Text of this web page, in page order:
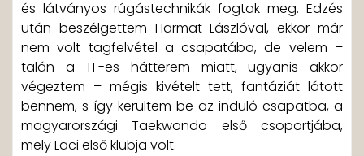
és látványos rúgástechnikák fogtak meg. Edzés
után beszélgettem Harmat Lászlóval, ekkor már
nem volt tagfelvétel a csapatába, de velem –
talán a TF-es hátterem miatt, ugyanis akkor
végeztem – mégis kivételt tett, fantáziát látott
bennem, s így kerültem be az induló csapatba, a
magyarországi Taekwondo első csoportjába,
mely Laci első klubja volt.